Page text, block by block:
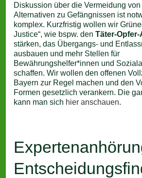
Diskussion über die Vermeidung
Alternativen zu Gefängnissen ist
komplex. Kurzfristig wollen wir
Justice“, wie bspw. den Täter-
stärken, das Übergangs- und
ausbauen und mehr Stellen für
Bewährungshelfer*innen und
schaffen. Wir wollen den offenen
Bayern zur Regel machen und den
Formen gesetzlich verankern. Die
kann man sich hier anschauen.